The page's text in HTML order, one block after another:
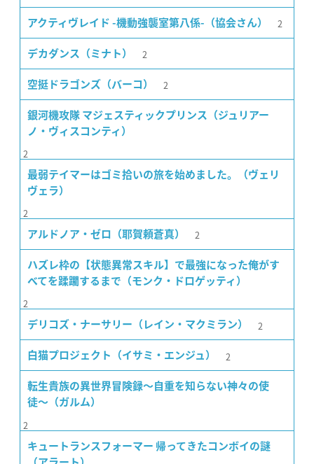
アクティヴレイド -機動強襲室第八係-（協会さん） 2
デカダンス（ミナト） 2
空挺ドラゴンズ（バーコ） 2
銀河機攻隊 マジェスティックプリンス（ジュリアー
ノ・ヴィスコンティ）
2
最弱テイマーはゴミ拾いの旅を始めました。（ヴェリ
ヴェラ）
2
アルドノア・ゼロ（耶賀頼蒼真） 2
ハズレ枠の【状態異常スキル】で最強になった俺がす
べてを蹂躙するまで（モンク・ドロゲッティ）
2
デリコズ・ナーサリー（レイン・マクミラン） 2
白猫プロジェクト（イサミ・エンジュ） 2
転生貴族の異世界冒険録〜自重を知らない神々の使
徒〜（ガルム）
2
キュートランスフォーマー 帰ってきたコンボイの謎